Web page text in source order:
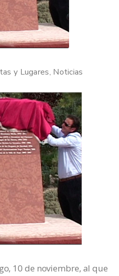
y Lugares Noticias
10 de noviembre, al que